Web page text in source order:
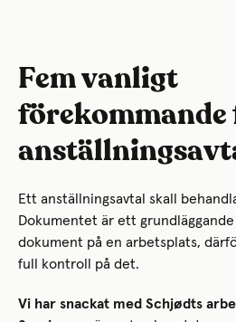
Fem vanligt
förekommande
Ett anställningsavtal skall
Dokumentet är ett
dokument på en arbetsplats,
full kontroll på det.
Vi har snackat med Schjødts